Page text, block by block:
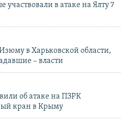
участвовали в атаке на Ялту 7
в Харьковской области,
– власти
об атаке на ПЗРК
кран в Крыму